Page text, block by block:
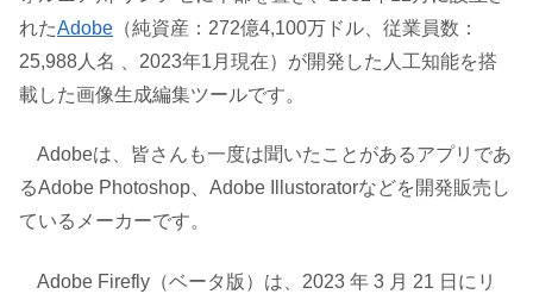
れたAdobe （純資産：272億4,100万ドル、従業員数：
25,988人名 、2023年1月現在）が開発した人工知能を搭
載した画像生成編集ツールです。
Adobeは、皆さんも一度は聞いたことがあるアプリであ
るAdobe Photoshop、Adobe Illustoratorなどを開発販売し
ているメーカーです。
Adobe Firefly（ベータ版）は、2023 年 3 月 21 日にリ